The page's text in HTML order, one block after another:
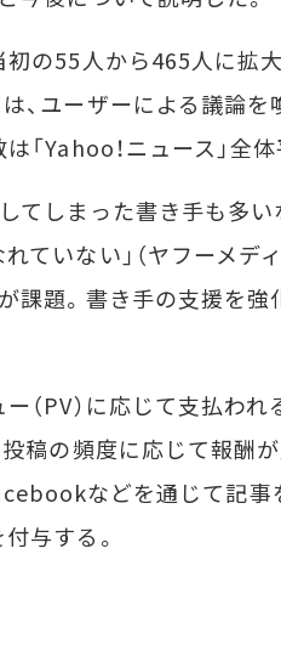
の55人から465人に拡
、ユーザーによる議論
「Yahoo！ニュース」全
てしまった書き手も多
ていない」（ヤフーメ
課題。書き手の支援を
（PV）に応じて支払われ
投稿の頻度に応じて報酬
などを通じて記事
与する。